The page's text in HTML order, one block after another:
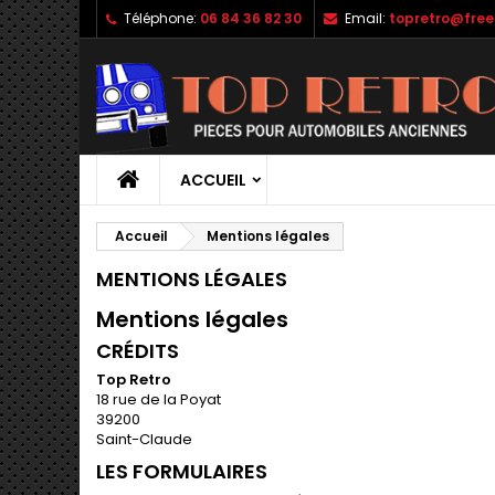
Téléphone: 06 84 36 82 30 Email:
ACCUEIL
Accueil Mentions légales
MENTIONS LÉGALES
Mentions légales
CRÉDITS
Top Retro
18 rue de la Poyat
39200
Saint-Claude
LES FORMULAIRES